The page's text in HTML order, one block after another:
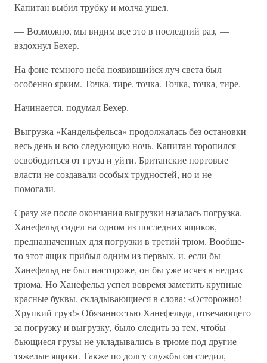
Капитан выбил трубку и молча ушел.
— Возможно, мы видим все это в последний раз, —
вздохнул Бехер.
На фоне темного неба появившийся луч света был
особенно ярким. Точка, тире, точка. Точка, точка, тире.
Начинается, подумал Бехер.
Выгрузка «Кандельфельса» продолжалась без остановки
весь день и всю следующую ночь. Капитан торопился
освободиться от груза и уйти. Британские портовые
власти не создавали особых трудностей, но и не
помогали.
Сразу же после окончания выгрузки началась погрузка.
Ханефельд сидел на одном из последних ящиков,
предназначенных для погрузки в третий трюм. Вообще-
то этот ящик прибыл одним из первых, и, если бы
Ханефельд не был настороже, он бы уже исчез в недрах
трюма. Но Ханефельд успел вовремя заметить крупные
красные буквы, складывающиеся в слова: «Осторожно!
Хрупкий груз!» Обязанностью Ханефельда, отвечающего
за погрузку и выгрузку, было следить за тем, чтобы
бьющиеся грузы не укладывались в трюме под другие
тяжелые ящики. Также по долгу службы он следил,